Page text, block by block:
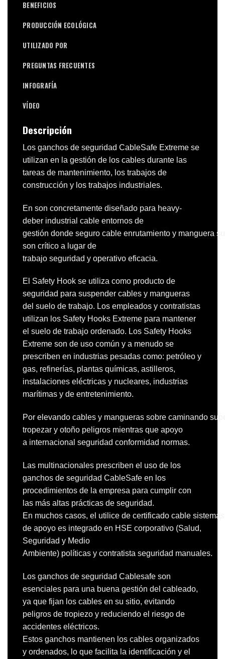
BENEFICIOS
PRODUCCIÓN ECOLÓGICA
UTILIZADO POR
PREGUNTAS FRECUENTES
INFOGRAFÍA
VÍDEO
Descripción
Los ganchos de seguridad CableSafe Extreme se
utilizan en la gestión de los cables durante las
tareas de mantenimiento, los trabajos de
construcción y los trabajos industriales.
En son concretamente diseñado para heavy-
deber industrial cable entornos de
gestión donde seguro cable enrutamiento y manguera
son crítico a lugar de
trabajo seguridad y operativo eficacia.
El Safety Hook se utiliza como producto de
seguridad para suspender cables y mangueras
del suelo de trabajo. Los empleados y contratistas
utilizan los Safety Hooks Extreme para mantener
el suelo de trabajo ordenado. Los Safety Hooks
Extreme son de uso común y a menudo se
prescriben en industrias pesadas como: petróleo y
gas, refinerías, plantas químicas, astilleros,
instalaciones eléctricas y nucleares, industrias
marítimas y de entretenimiento.
Por elevando cables y mangueras sobre caminando
tropezar y otoño peligros mientras que apoyo
a internacional seguridad conformidad normas.
Las multinacionales prescriben el uso de los
ganchos de seguridad CableSafe en los
procedimientos de la empresa para cumplir con
las más altas prácticas de seguridad.
En muchos casos, el utilice de certificado cable sistemas
de apoyo es integrado en HSE corporativo (Salud,
Seguridad y Medio
Ambiente) políticas y contratista seguridad manuales.
Los ganchos de seguridad Cablesafe son
esenciales para una buena gestión del cableado,
ya que fijan los cables en su sitio, evitando
peligros de tropiezo y reduciendo el riesgo de
accidentes eléctricos.
Estos ganchos mantienen los cables organizados
y ordenados, lo que facilita la identificación y el